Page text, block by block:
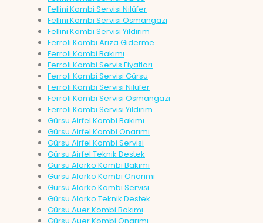
Fellini Kombi Servisi Nilüfer
Fellini Kombi Servisi Osmangazi
Fellini Kombi Servisi Yıldırım
Ferroli Kombi Arıza Giderme
Ferroli Kombi Bakımı
Ferroli Kombi Servis Fiyatları
Ferroli Kombi Servisi Gürsu
Ferroli Kombi Servisi Nilüfer
Ferroli Kombi Servisi Osmangazi
Ferroli Kombi Servisi Yıldırım
Gürsu Airfel Kombi Bakımı
Gürsu Airfel Kombi Onarımı
Gürsu Airfel Kombi Servisi
Gürsu Airfel Teknik Destek
Gürsu Alarko Kombi Bakımı
Gürsu Alarko Kombi Onarımı
Gürsu Alarko Kombi Servisi
Gürsu Alarko Teknik Destek
Gürsu Auer Kombi Bakımı